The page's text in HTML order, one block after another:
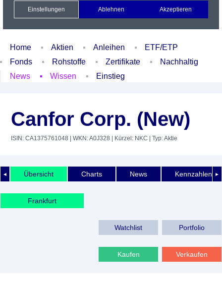
Xetra Realtime
Watchlist Portfolio Login
Home Aktien Anleihen
ETF/ETP
Fonds
Rohstoffe Zertifikate
Nachhaltig
News
Wissen Einstieg
Canfor Corp. (New)
ISIN: CA1375761048 | WKN: A0J328 | Kürzel: NKC | Typ: Aktie
◄ ►
Übersicht Charts News Kennzahlen
Frankfurt
Watchlist Portfolio
Kaufen Verkaufen
Einstellungen Ablehnen Akzeptieren